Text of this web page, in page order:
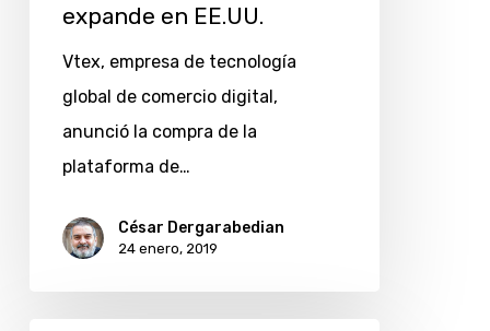
expande en EE.UU.
Vtex, empresa de tecnología
global de comercio digital,
anunció la compra de la
plataforma de…
César Dergarabedian
24 enero, 2019